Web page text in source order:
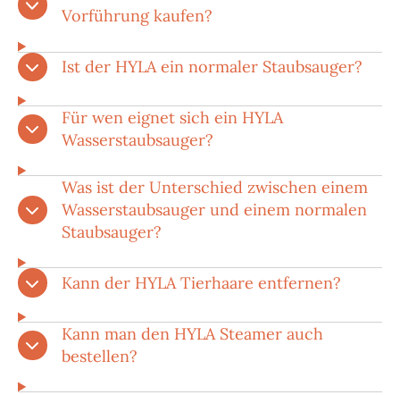
Vorführung kaufen?
Ist der HYLA ein normaler Staubsauger?
Für wen eignet sich ein HYLA
Wasserstaubsauger?
Was ist der Unterschied zwischen einem
Wasserstaubsauger und einem normalen
Staubsauger?
Kann der HYLA Tierhaare entfernen?
Kann man den HYLA Steamer auch
bestellen?